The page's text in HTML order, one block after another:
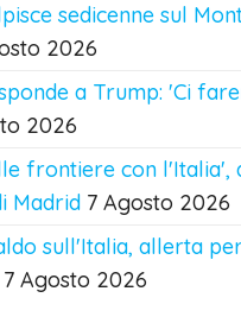
sedicenne sul
2026
a Trump: 'Ci
2026
frontiere con l'Italia',
Madrid 7 Agosto 2026
sull'Italia, allerta
7 Agosto 2026